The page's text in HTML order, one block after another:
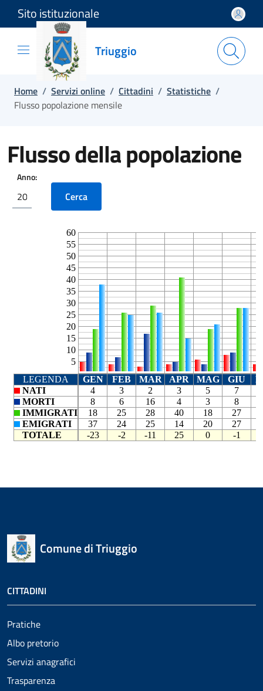
Salta e vai al contenuto
Salta e vai al footer
Sito istituzionale
Triuggio
Home / Servizi online / Cittadini / Statistiche /
Flusso popolazione mensile
Flusso della popolazione
Anno:
Comune di Triuggio
CITTADINI
Pratiche
Albo pretorio
Servizi anagrafici
Trasparenza